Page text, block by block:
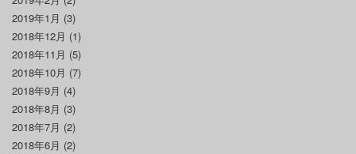
2019年1月 (3)
2018年12月 (1)
2018年11月 (5)
2018年10月 (7)
2018年9月 (4)
2018年8月 (3)
2018年7月 (2)
2018年6月 (2)